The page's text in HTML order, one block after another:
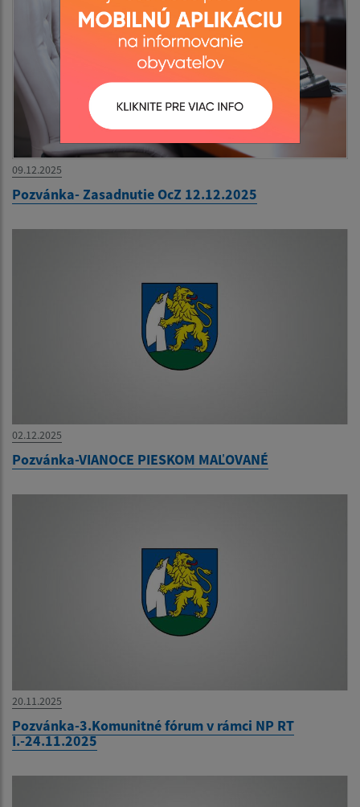
09.12.2025
Pozvánka- Zasadnutie OcZ 12.12.2025
02.12.2025
Pozvánka-VIANOCE PIESKOM MAĽOVANÉ
20.11.2025
Pozvánka-3.Komunitné fórum v rámci NP RT
I.-24.11.2025